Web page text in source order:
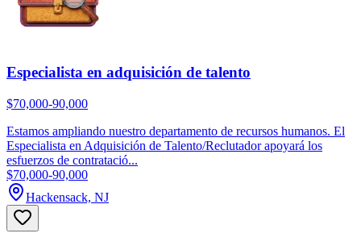
Especialista en adquisición de talento
$70,000-90,000
Estamos ampliando nuestro departamento de recursos humanos. El
Especialista en Adquisición de Talento/Reclutador apoyará los
esfuerzos de contratació...
$70,000-90,000
Hackensack, NJ